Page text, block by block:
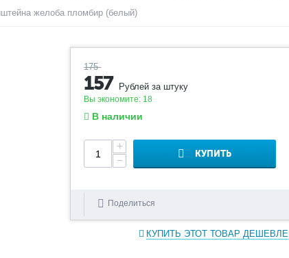
желоба пломбир (белый)
175
157 Рублей за штуку
Вы экономите: 18
В наличии
+
−
КУПИТЬ
Поделиться
КУПИТЬ ЭТОТ ТОВАР ДЕШЕВЛЕ